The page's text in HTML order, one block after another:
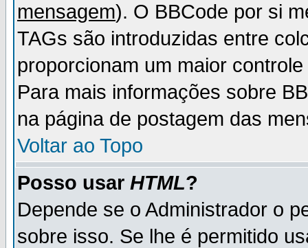
mensagem). O BBCode por si
TAGs são introduzidas entre
proporcionam um maior
Para mais informações sobre
na página de postagem das
Voltar ao Topo
Posso usar HTML?
Depende se o Administrador o
sobre isso. Se lhe é permitido